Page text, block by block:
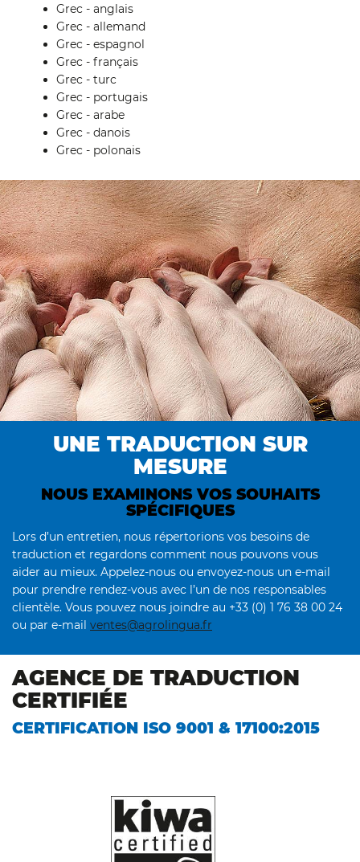
Grec - anglais
Grec - allemand
Grec - espagnol
Grec - français
Grec - turc
Grec - portugais
Grec - arabe
Grec - danois
Grec - polonais
UNE TRADUCTION SUR
MESURE
NOUS EXAMINONS VOS SOUHAITS
SPÉCIFIQUES
Lors d’un entretien, nous répertorions vos besoins de
traduction et regardons comment nous pouvons vous
aider au mieux. Appelez-nous ou envoyez-nous un e-mail
pour prendre rendez-vous avec l’un de nos responsables
clientèle. Vous pouvez nous joindre au +33 (0) 1 76 38 00 24
ou par e-mail ventes@agrolingua.fr
AGENCE DE TRADUCTION
CERTIFIÉE
CERTIFICATION ISO 9001 & 17100:2015